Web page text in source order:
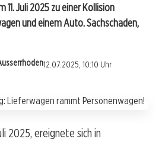
11. Juli 2025 zu einer Kollision
und einem Auto. Sachschaden,
12.07.2025, 10:10 Uhr
2025, ereignete sich in